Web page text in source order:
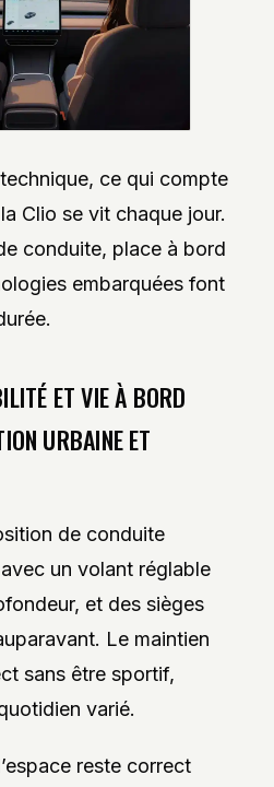
ce qui compte
Clio se vit chaque jour.
conduite, place à bord
embarquées font
ET VIE À BORD
URBAINE ET
de conduite
un volant réglable
et des sièges
Le maintien
sans être sportif,
varié.
reste correct